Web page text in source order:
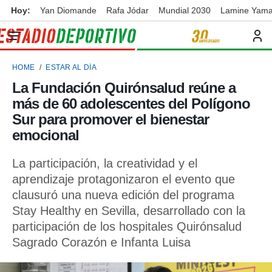
de
por
para
la
se
calidad.
a este
y
forma
digital
basada
Hoy: Yan Diomande Rafa Jódar Mundial 2030 Lamine
HOME ESTAR AL DÍA
La Fundación Quirónsalud reúne a
más de 60 adolescentes del Polígono
Sur para promover el bienestar
emocional
La participación, la creatividad y el
aprendizaje protagonizaron el evento que
clausuró una nueva edición del programa
Stay Healthy en Sevilla, desarrollado con la
participación de los hospitales Quirónsalud
Sagrado Corazón e Infanta Luisa